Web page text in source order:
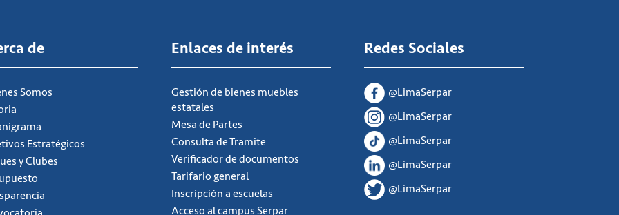
de
Somos
Estratégicos
y Clubes
Enlaces de interés
Gestión de bienes muebles
estatales
Mesa de Partes
Consulta de Tramite
Verificador de documentos
Tarifario general
Inscripción a escuelas
Acceso al campus Serpar
Redes Sociales
@LimaSerpar
@LimaSerpar
@LimaSerpar
@LimaSerpar
@LimaSerpar